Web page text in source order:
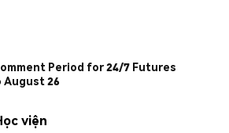
Period for 24/7 Futures
August 26
viện